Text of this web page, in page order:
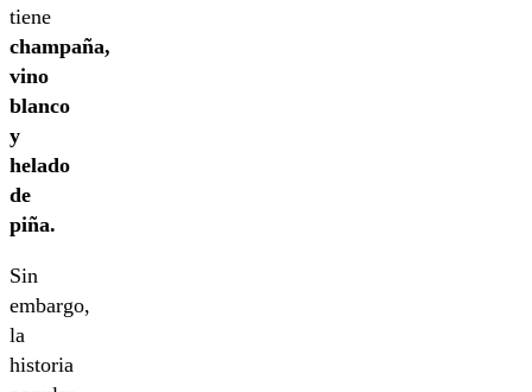
tiene
champaña,
vino
blanco
y
helado
de
piña.
Sin
embargo,
la
historia